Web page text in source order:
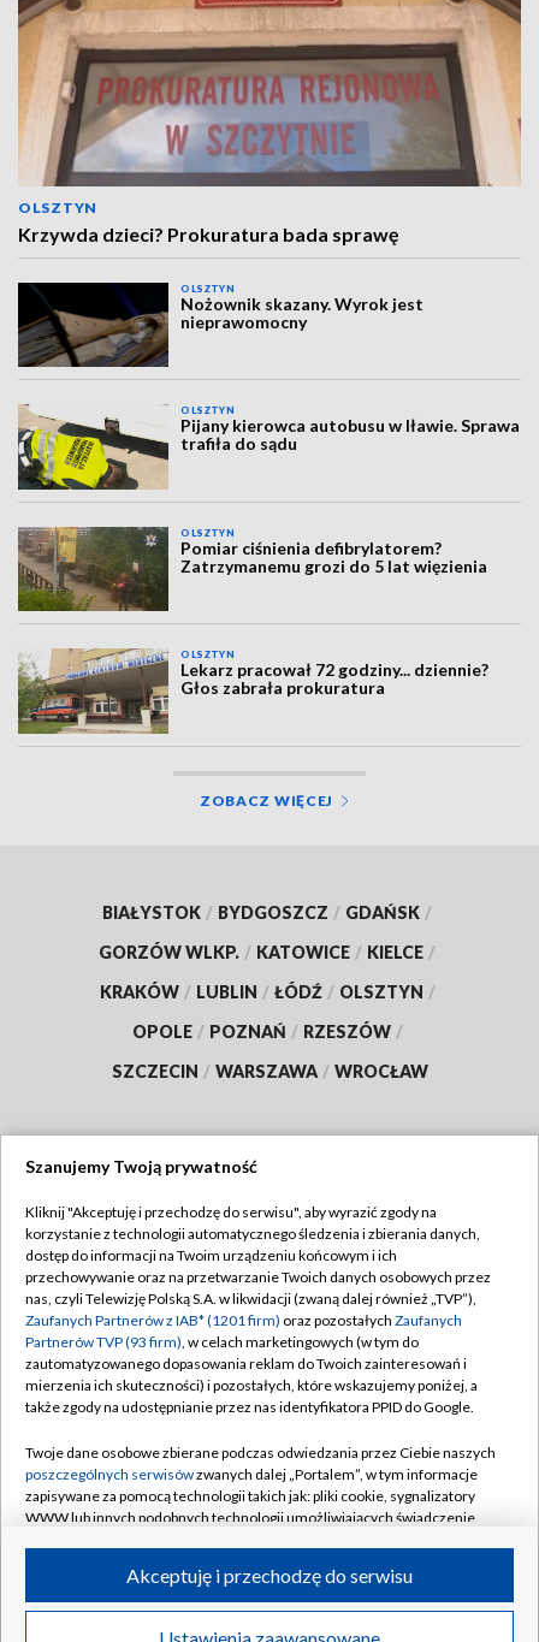
OLSZTYN
Krzywda dzieci? Prokuratura bada sprawę
OLSZTYN
Nożownik skazany. Wyrok jest
nieprawomocny
OLSZTYN
Pijany kierowca autobusu w Iławie. Sprawa
trafiła do sądu
OLSZTYN
Pomiar ciśnienia defibrylatorem?
Zatrzymanemu grozi do 5 lat więzienia
OLSZTYN
Lekarz pracował 72 godziny... dziennie?
Głos zabrała prokuratura
ZOBACZ WIĘCEJ
BIAŁYSTOK / BYDGOSZCZ / GDAŃSK /
GORZÓW WLKP. / KATOWICE / KIELCE /
KRAKÓW / LUBLIN / ŁÓDŹ / OLSZTYN /
OPOLE / POZNAŃ / RZESZÓW /
SZCZECIN / WARSZAWA / WROCŁAW
TVP
Abonament TVP
Emisja w TVP
Centrum informacji TVP
Naziemna Telewizja Cyfrowa
Rada Programowa
System NOS
Informacje o nadawcy
Program dla prasy
Regulamin TVP
Polityka prywatności
Moje zgody
Pomoc
Kontakt
Kanały
©2026 Telewizja Polska S.A. w likwidacji
Szanujemy Twoją prywatność
Kliknij "Akceptuję i przechodzę do serwisu", aby wyrazić zgody na
korzystanie z technologii automatycznego śledzenia i zbierania danych,
dostęp do informacji na Twoim urządzeniu końcowym i ich
przechowywanie oraz na przetwarzanie Twoich danych osobowych przez
nas, czyli Telewizję Polską S.A. w likwidacji (zwaną dalej również „TVP”),
Zaufanych Partnerów z IAB* (1201 firm) oraz pozostałych Zaufanych
Partnerów TVP (93 firm), w celach marketingowych (w tym do
zautomatyzowanego dopasowania reklam do Twoich zainteresowań i
mierzenia ich skuteczności) i pozostałych, które wskazujemy poniżej, a
także zgody na udostępnianie przez nas identyfikatora PPID do Google.
Twoje dane osobowe zbierane podczas odwiedzania przez Ciebie naszych
poszczególnych serwisówzwanych dalej „Portalem”, w tym informacje
zapisywane za pomocą technologii takich jak: pliki cookie, sygnalizatory
WWW lub innych podobnych technologii umożliwiających świadczenie
ruchu w Internecie.
Twoje dane osobowe zbierane podczas odwiedzania przez Ciebie
Akceptuję i przechodzę do serwisu